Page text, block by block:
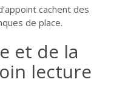
cachent des
de place.
et de la
lecture